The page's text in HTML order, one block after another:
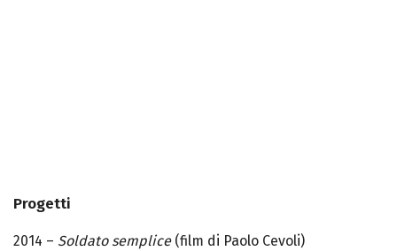
Progetti
2014 – Soldato semplice(film di Paolo Cevoli)